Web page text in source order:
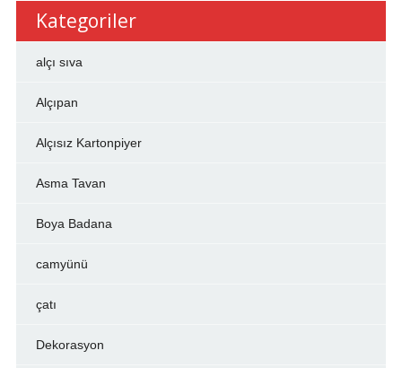
Kategoriler
alçı sıva
Alçıpan
Alçısız Kartonpiyer
Asma Tavan
Boya Badana
camyünü
çatı
Dekorasyon